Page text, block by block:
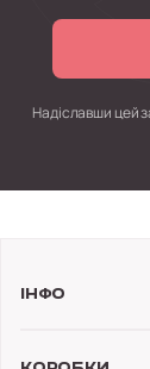
Надіславши цей
Інфо